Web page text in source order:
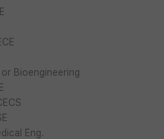
or Bioengineering
Eng.